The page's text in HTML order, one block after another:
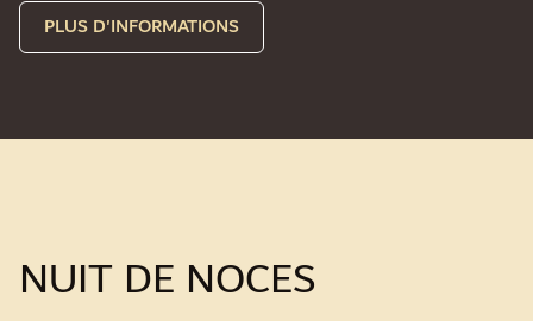
PLUS D'INFORMATIONS
NUIT DE NOCES